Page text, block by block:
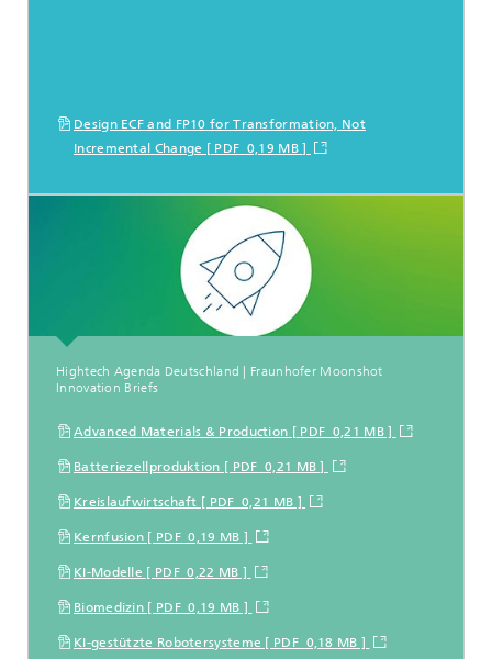
Design ECF and FP10 for Transformation, Not
Incremental Change [ PDF 0,19 MB ]
Hightech Agenda Deutschland | Fraunhofer Moonshot
Innovation Briefs
Advanced Materials & Production [ PDF 0,21 MB ]
Batteriezellproduktion [ PDF 0,21 MB ]
Kreislaufwirtschaft [ PDF 0,21 MB ]
Kernfusion [ PDF 0,19 MB ]
KI-Modelle [ PDF 0,22 MB ]
Biomedizin [ PDF 0,19 MB ]
KI-gestützte Robotersysteme [ PDF 0,18 MB ]